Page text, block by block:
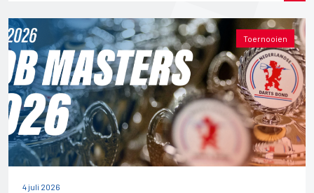
Toernooien
4 juli 2026